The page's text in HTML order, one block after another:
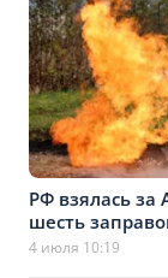
РФ взялась за
шесть
4 июля 10:19